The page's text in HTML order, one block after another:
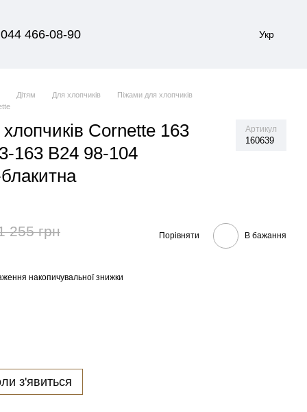
044 466-08-90 Укр
Дітям Для хлопчиків
Піжами для хлопчиків
Cornette 163
163 B24 98-104
Артикул
160639
255 грн Порівняти В бажання
накопичувальної знижки
з'явиться